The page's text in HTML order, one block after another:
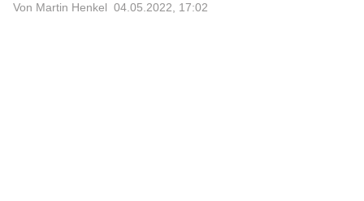
Von Martin Henkel 04.05.2022, 17:02